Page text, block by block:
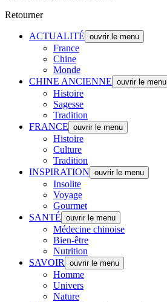
Retourner
ACTUALITÉ ouvrir le menu
France
Chine
Monde
CHINE ANCIENNE ouvrir le menu
Histoire
Sagesse
Tradition
FRANCE ouvrir le menu
Histoire
Culture
Tradition
INSPIRATION ouvrir le menu
Insolite
Voyage
Gourmet
SANTÉ ouvrir le menu
Médecine chinoise
Bien-être
Nutrition
SAVOIR
ouvrir le menu
Homme
Univers
Nature